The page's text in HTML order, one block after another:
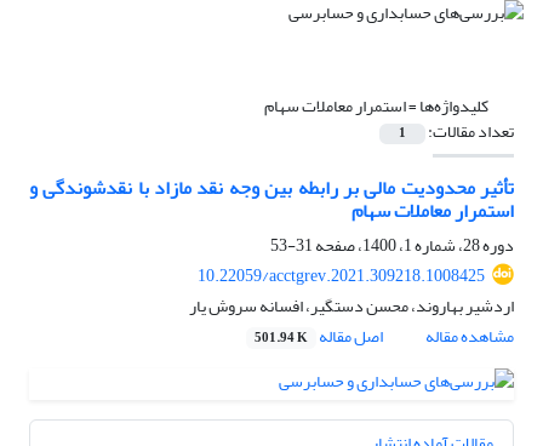
کلیدواژه‌ها =استمرار معاملات سهام
تعداد مقالات: 1
تأثیر محدودیت مالی بر رابطه بین وجه نقد مازاد با نقدشوندگی و
استمرار معاملات سهام
دوره 28، شماره 1، 1400، صفحه
31-53
10.22059/acctgrev.2021.309218.1008425
اردشیر بهاروند، محسن دستگیر، افسانه سروش یار
مشاهده مقاله
اصل مقاله 501.94 K